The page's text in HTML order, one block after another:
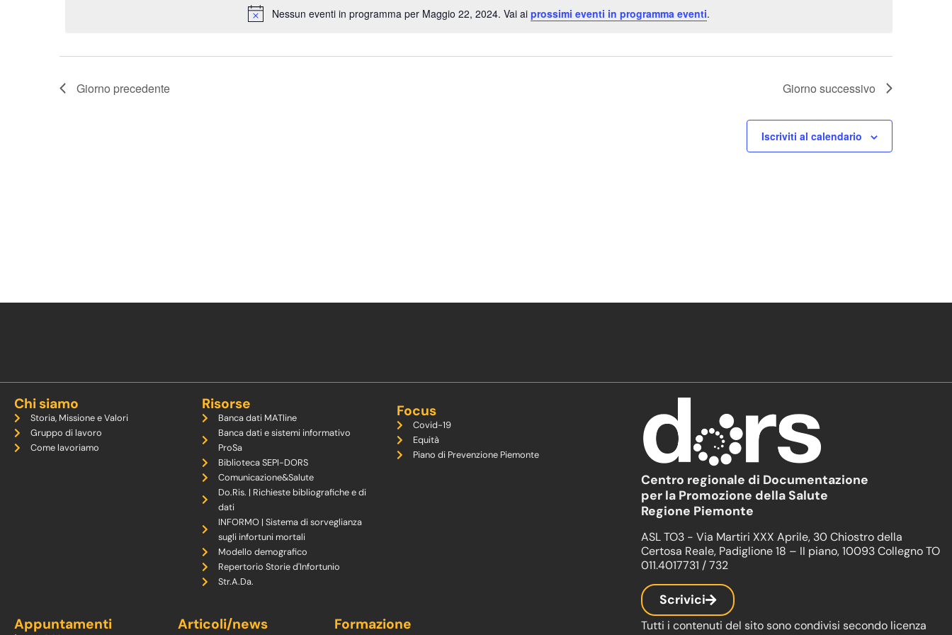
Notice
Nessun eventi in programma per Maggio 22, 2024. Vai ai prossimi eventi in programma eventi.
Giorno precedente Giorno successivo
Iscriviti al calendario
Chi siamo
Storia, Missione e Valori
Gruppo di lavoro
Come lavoriamo
Risorse
Banca dati MATline
Banca dati e sistemi informativo
ProSa
Biblioteca SEPI-DORS
Comunicazione&Salute
Do.Ris. | Richieste bibliografiche e di
dati
INFORMO | Sistema di sorveglianza
sugli infortuni mortali
Modello demografico
Repertorio Storie d'Infortunio
Str.A.Da.
Focus
Covid-19
Equità
Piano di Prevenzione Piemonte
Appuntamenti Articoli/news Formazione
Centro regionale di Documentazione
per la Promozione della Salute
Regione Piemonte
ASL TO3 - Via Martiri XXX Aprile, 30 Chiostro della
Certosa Reale, Padiglione 18 – II piano, 10093 Collegno TO
011.4017731 / 732
Scrivici
Tutti i contenuti del sito sono condivisi secondo licenza